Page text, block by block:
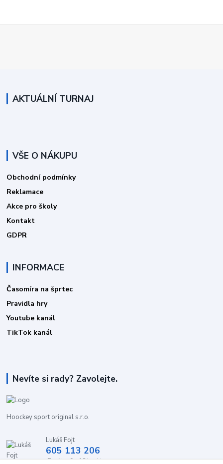
AKTUÁLNÍ TURNAJ
VŠE O NÁKUPU
Obchodní podmínky
Reklamace
Akce pro školy
Kontakt
GDPR
INFORMACE
Časomíra na šprtec
Pravidla hry
Youtube kanál
TikTok kanál
Nevíte si rady? Zavolejte.
Hoockey sport original s.r.o.
Lukáš Fojt
605 113 206
(Po-Ne, 9 - 18 hod.)